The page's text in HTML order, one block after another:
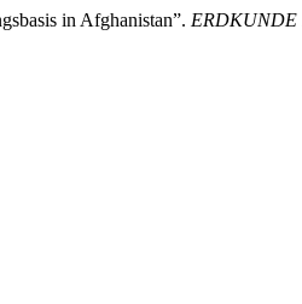
in Afghanistan”. ERDKUNDE